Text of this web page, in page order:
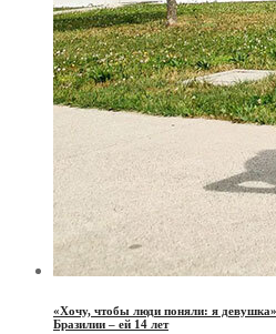
«Хочу, чтобы люди поняли: я
Бразилии – ей 14 лет